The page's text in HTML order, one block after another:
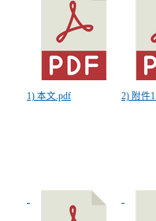
1) 本文.pdf 2) 附件